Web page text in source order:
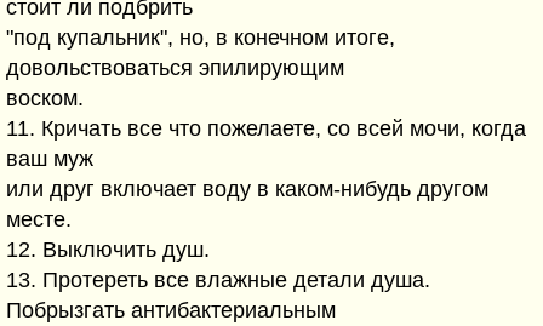
стоит ли подбрить
"под купальник", но, в конечном итоге,
довольствоваться эпилирующим
воском.
11. Кричать все что пожелаете, со всей мочи, когда
ваш муж
или друг включает воду в каком-нибудь другом
месте.
12. Выключить душ.
13. Протереть все влажные детали душа.
Побрызгать антибактериальным